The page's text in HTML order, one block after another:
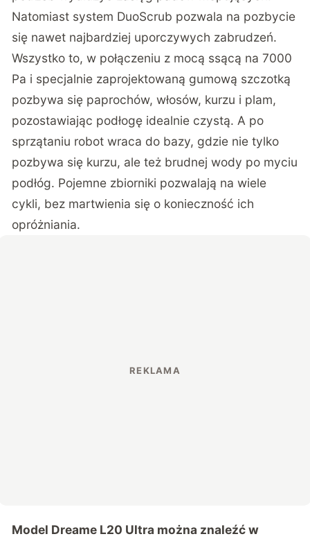
Natomiast system DuoScrub pozwala na pozbycie
się nawet najbardziej uporczywych zabrudzeń.
Wszystko to, w połączeniu z mocą ssącą na 7000
Pa i specjalnie zaprojektowaną gumową szczotką
pozbywa się paprochów, włosów, kurzu i plam,
pozostawiając podłogę idealnie czystą. A po
sprzątaniu robot wraca do bazy, gdzie nie tylko
pozbywa się kurzu, ale też brudnej wody po myciu
podłóg. Pojemne zbiorniki pozwalają na wiele
cykli, bez martwienia się o konieczność ich
opróżniania.
Model Dreame L20 Ultra można znaleźć w